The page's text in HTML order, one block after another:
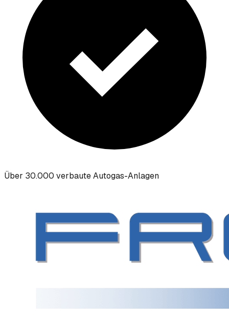
Über 30.000 verbaute Autogas-Anlagen